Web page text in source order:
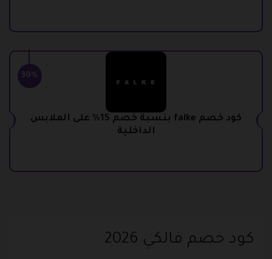
30%
كود خصم falke بنسبة خصم 15% على الملابس
الداخلية
كود خصم فالكي 2026